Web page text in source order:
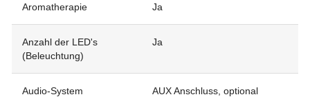
Aromatherapie Ja
Anzahl der LED's
(Beleuchtung)
Ja
Audio-System
AUX Anschluss, optional